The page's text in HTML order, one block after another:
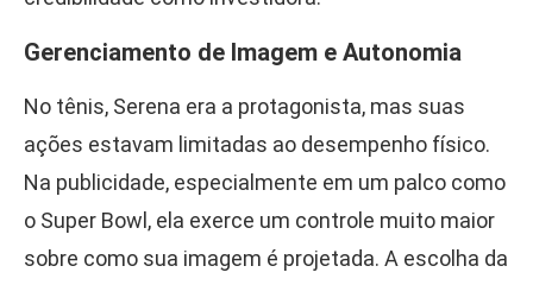
Gerenciamento de Imagem e Autonomia
No tênis, Serena era a protagonista, mas suas
ações estavam limitadas ao desempenho físico.
Na publicidade, especialmente em um palco como
o Super Bowl, ela exerce um controle muito maior
sobre como sua imagem é projetada. A escolha da